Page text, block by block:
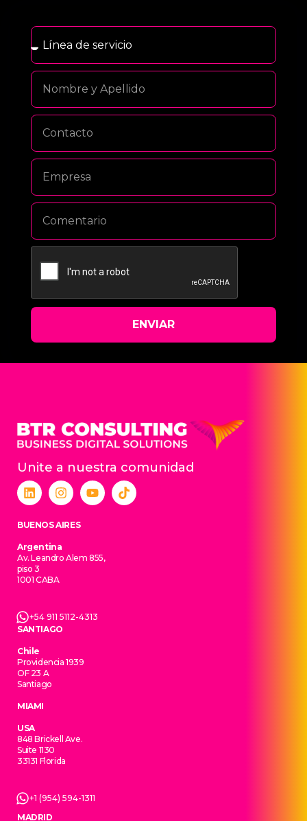
ENVIAR
Unite a nuestra comunidad
BUENOS AIRES
Argentina
Av. Leandro Alem 855,
piso 3
1001 CABA
+54 911 5112-4313
SANTIAGO
Chile
Providencia 1939
OF 23 A
Santiago
MIAMI
USA
848 Brickell Ave.
Suite 1130
33131 Florida
+1 (954) 594-1311
MADRID